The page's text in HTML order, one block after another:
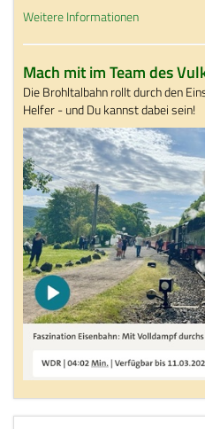
Weitere Informationen
Mach mit im Team des
Die Brohltalbahn rollt durch den
Helfer - und Du kannst dabei sein!